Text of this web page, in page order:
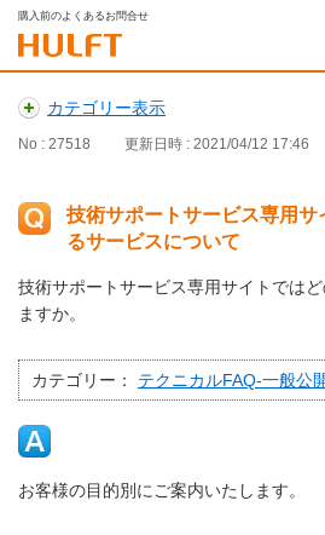
購入前のよくあるお問合せ
カテゴリー表示
No : 27518 更新日時 : 2021/04/12 17:46
技術サポートサービス専用
るサービスについて
技術サポートサービス専用サイトでは
ますか。
カテゴリー： テクニカルFAQ-一般公
お客様の目的別にご案内いたします。